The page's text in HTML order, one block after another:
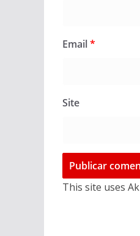
Email*
Site
This site uses